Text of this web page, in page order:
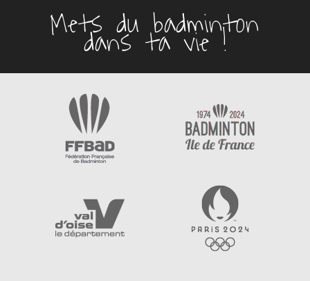
Mets du badminton
dans ta vie !